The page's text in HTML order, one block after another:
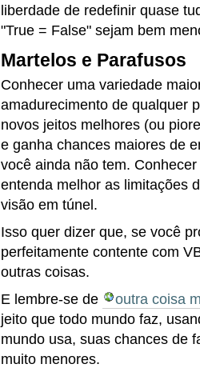
liberdade de redefinir quase
"True = False" sejam bem
Martelos e Parafusos
Conhecer uma variedade
amadurecimento de qualquer
novos jeitos melhores (ou
e ganha chances maiores de
você ainda não tem.
entenda melhor as limitações
visão em túnel.
Isso quer dizer que, se você
perfeitamente contente com
outras coisas.
E lembre-se de
outra coisa
jeito que todo mundo faz,
mundo usa, suas chances de
muito menores.